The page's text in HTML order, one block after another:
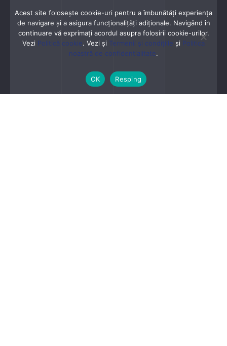
Acest site folosește cookie-uri pentru a îmbunătăți experiența
de navigare și a asigura funcționalițăți adiționale. Navigând în
continuare vă exprimaţi acordul asupra folosirii cookie-urilor.
Vezi Politică cookie. Vezi și Termenii și condițiile și Politica
noastră de confidentialitate.
OK Resping